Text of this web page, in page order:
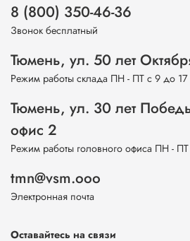
8 (800) 350-46-36
Звонок бесплатный
Тюмень, ул. 50 лет
Режим работы склада ПН - ПТ с 9 до 17
Тюмень, ул. 30 лет
офис 2
Режим работы головного офиса ПН -
tmn@vsm.ooo
Электронная почта
Оставайтесь на связи